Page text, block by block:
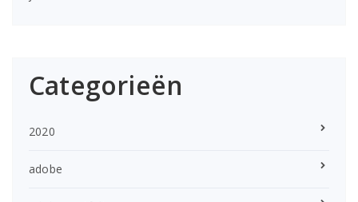
Categorieën
2020
adobe